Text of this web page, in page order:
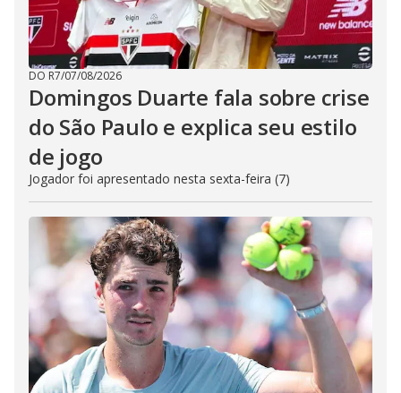
DO R7/07/08/2026
Domingos Duarte fala sobre crise
do São Paulo e explica seu estilo
de jogo
Jogador foi apresentado nesta sexta-feira (7)